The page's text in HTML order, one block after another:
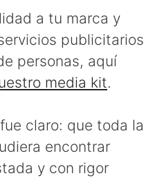
a tu marca y
publicitarios
personas, aquí
media kit.
claro: que toda la
encontrar
y con rigor